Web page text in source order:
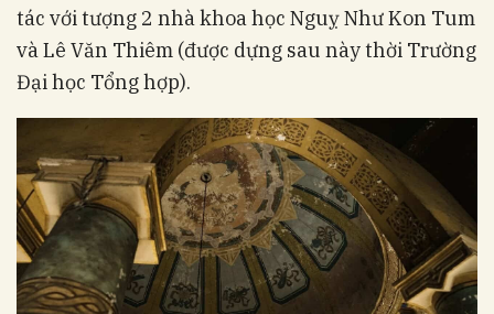
tác với tượng 2 nhà khoa học Nguỵ Như Kon Tum
và Lê Văn Thiêm (được dựng sau này thời Trường
Đại học Tổng hợp).